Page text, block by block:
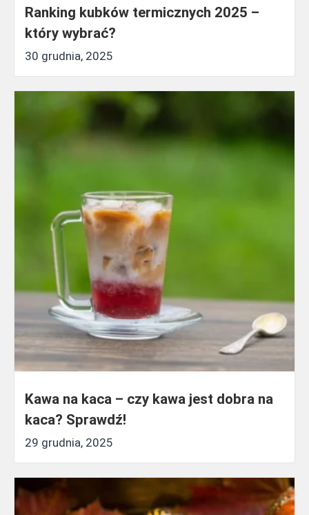
Ranking kubków termicznych 2025 –
który wybrać?
30 grudnia, 2025
Kawa na kaca – czy kawa jest dobra na
kaca? Sprawdź!
29 grudnia, 2025